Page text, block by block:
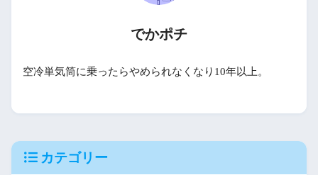
でかポチ
空冷単気筒に乗ったらやめられなくなり10年以上。
カテゴリー